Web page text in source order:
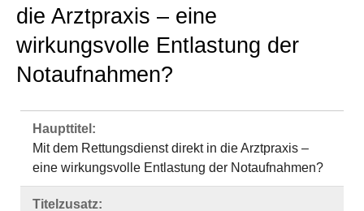
die Arztpraxis – eine
wirkungsvolle Entlastung der
Notaufnahmen?
Haupttitel:
Mit dem Rettungsdienst direkt in die Arztpraxis –
eine wirkungsvolle Entlastung der Notaufnahmen?
Titelzusatz: